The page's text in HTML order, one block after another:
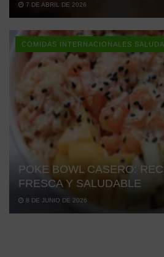
7 DE ABRIL DE 2026
COMIDAS INTERNACIONALES
POKE BOWL CASERO:
FRESCA Y SALUDABLE
8 DE JUNIO DE 2026